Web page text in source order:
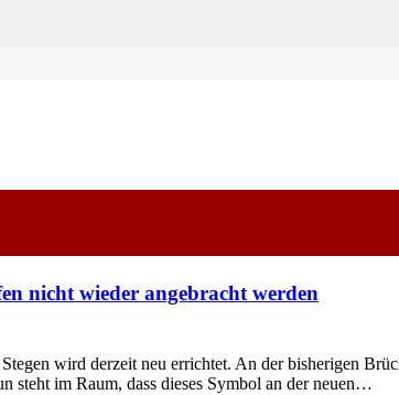
nicht wieder angebracht werden
wird derzeit neu errichtet. An der bisherigen
steht im Raum, dass dieses Symbol an der neuen…